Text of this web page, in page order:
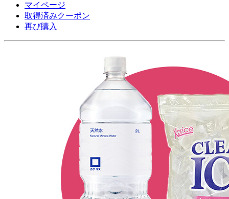
マイページ
取得済みクーポン
再び購入